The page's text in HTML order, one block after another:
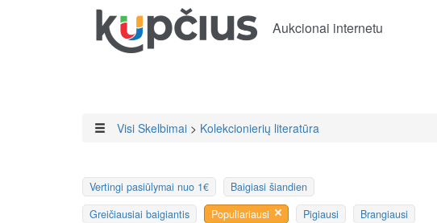
Aukcionai internetu
Visi Skelbimai > Kolekcionierių literatūra
Vertingi pasiūlymai nuo 1€
Baigiasi šiandien
Greičiausiai baigiantis
Populiariausi Pigiausi Brangiausi